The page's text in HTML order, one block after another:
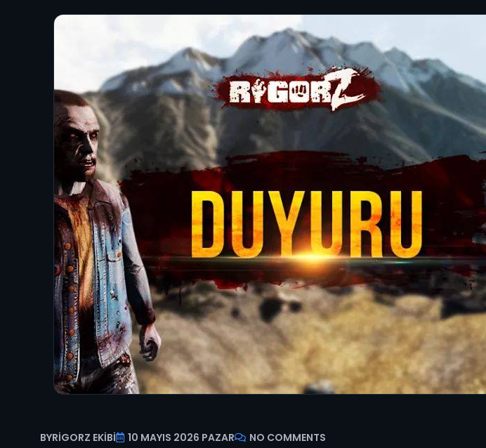
BYRIGORZ EKIBI 10 MAYIS 2026 PAZAR NO COMMENTS